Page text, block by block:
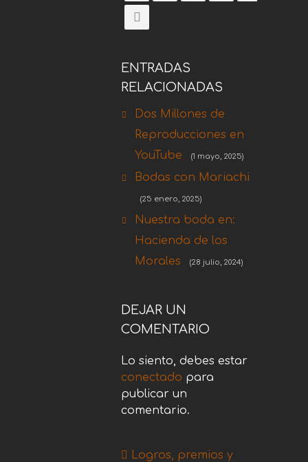
ENTRADAS
RELACIONADAS
Dos Millones de
Reproducciones en
YouTube
(1 mayo, 2025)
Bodas con Mariachi
(25 enero, 2025)
Nuestra boda en:
Hacienda de los
Morales
(28 julio, 2024)
DEJAR UN
COMENTARIO
Lo siento, debes estar
conectado para
publicar un
comentario.
Logros, premios y